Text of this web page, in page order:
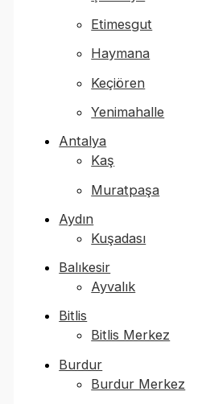
Etimesgut
Haymana
Keçiören
Yenimahalle
Antalya
Kaş
Muratpaşa
Aydın
Kuşadası
Balıkesir
Ayvalık
Bitlis
Bitlis Merkez
Burdur
Burdur Merkez